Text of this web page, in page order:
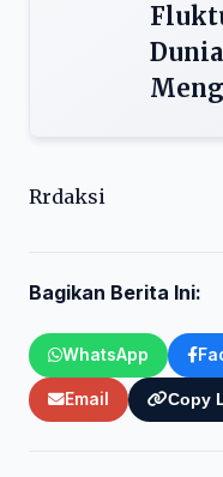
Rrdaksi
Bagikan Berita Ini:
WhatsApp
Email Copy